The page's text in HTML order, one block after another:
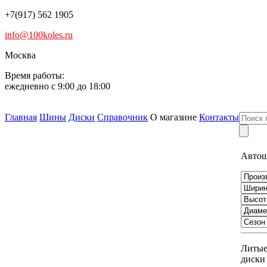
+7(917) 562 1905
info@100koles.ru
Москва
Время работы:
ежедневно с 9:00 до 18:00
Главная Шины Диски Справочник О магазине Контакты
Литые
диски